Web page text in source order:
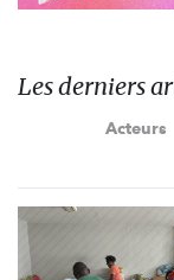
Les derniers
Acteurs